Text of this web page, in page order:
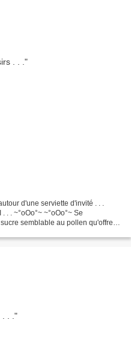
d'une serviette d'invité . . .
. . ~°oOo°~ ~°oOo°~ Se
semblable au pollen qu'offre